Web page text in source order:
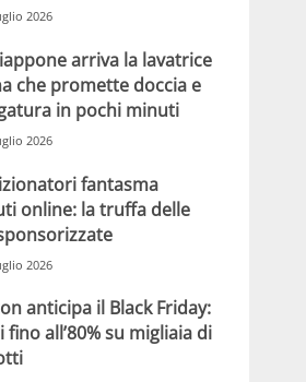
2026
arriva la lavatrice
che promette doccia e
in pochi minuti
2026
fantasma
online: la truffa delle
2026
anticipa il Black Friday:
fino all’80% su migliaia di